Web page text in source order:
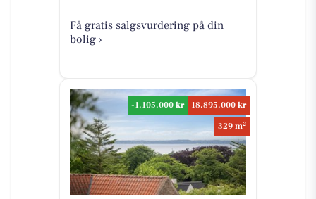
Få gratis salgsvurdering på din
bolig ›
-1.105.000 kr
18.895.000 kr
329 m2